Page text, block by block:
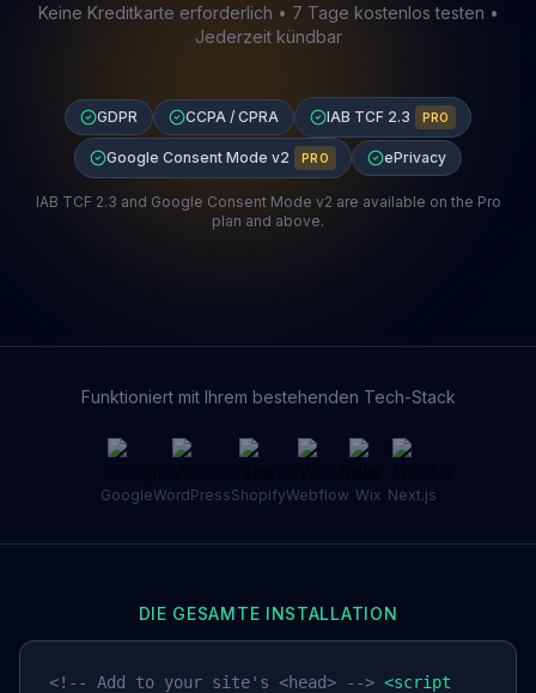
Keine Kreditkarte erforderlich • 7 Tage kostenlos testen •
Jederzeit kündbar
GDPR CCPA / CPRA IAB TCF 2.3 PRO
Google Consent Mode v2 PRO ePrivacy
IAB TCF 2.3 and Google Consent Mode v2 are available on the Pro
plan and above.
Funktioniert mit Ihrem bestehenden Tech-Stack
GoogleWordPressShopifyWebflow Wix Next.js
DIE GESAMTE INSTALLATION
<!-- Add to your site's <head> --> <script